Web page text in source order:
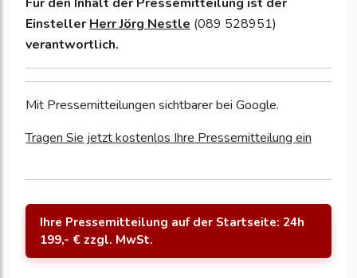
Einsteller Herr Jörg Nestle (089 528951)
verantwortlich.
Mit Pressemitteilungen sichtbarer bei Google.
Tragen Sie jetzt kostenlos Ihre Pressemitteilung ein
Ihre Pressemitteilung auf der Startseite: 24h
199,- € zzgl. MwSt.